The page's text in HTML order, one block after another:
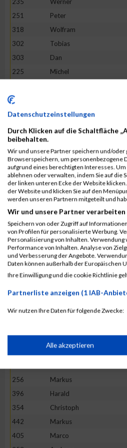
251
Peter
318
Wolfram
302
Tobias
303
Dan
225
Michel
223
228
Volkmar
446
Andreas
239
264
Sebastian
371
Andreas
431
Eckart
293
Anastasios
234
Jörg
399
Sebastian
447
Tobias
330
Zoltan
404
Michael
283
Manfred
344
Tim
418
Joachim
256
Markus
396
Harald
354
Christoph
442
Markus
405
Marco
Datenschutzeinstellungen
Durch Klicken auf die Schaltfläche
beibehalten.
Wir und unsere Partner speichern und/oder
Browserspeichern, um personenbezogene
aufgrund eines berechtigten Interesses.
ablehnen oder verwalten, indem Sie auf die
der linken unteren Ecke der Website
der Website und klicken Sie auf den
werden unseren Partnern mitgeteilt und
Wir und unsere Partner verarbeiten
Speichern von oder Zugriff auf
von Profilen für personalisierte Werbung.
Personalisierung von Inhalten.
Performance von Inhalten. Analyse von
und Verbesserung der Angebote.
Daten können außerhalb der Europäischen
Ihre Einwilligung und die cookie Richtlinie
Partnerliste anzeigen (1 IAB-
Wir nutzen Ihre Daten für folgende Zwecke:
Speichern von oder Zugriff auf
Erstellung von Profilen für
Verwendung von Profilen zur
Alle akzeptieren